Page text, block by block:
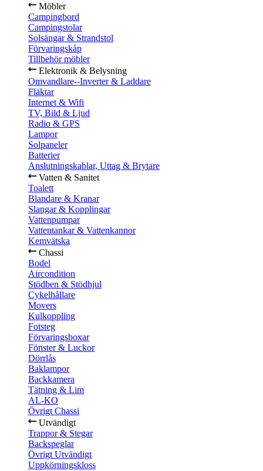
Möbler
Campingbord
Campingstolar
Solsängar & Strandstol
Förvaringskåp
Tillbehör möbler
Elektronik & Belysning
Omvandlare--Inverter & Laddare
Fläktar
Internet & Wifi
TV, Bild & Ljud
Radio & GPS
Lampor
Solpaneler
Batterier
Anslutningskablar, Uttag & Brytare
Vatten & Sanitet
Toalett
Blandare & Kranar
Slangar & Kopplingar
Vattenpumpar
Vattentankar & Vattenkannor
Kemvätska
Chassi
Bodel
Aircondition
Stödben & Stödhjul
Cykelhållare
Movers
Kulkoppling
Fotsteg
Förvaringsboxar
Fönster & Luckor
Dörrlås
Baklampor
Backkamera
Tätning & Lim
AL-KO
Övrigt Chassi
Utvändigt
Trappor & Stegar
Backspeglar
Övrigt Utvändigt
Uppkörningskloss